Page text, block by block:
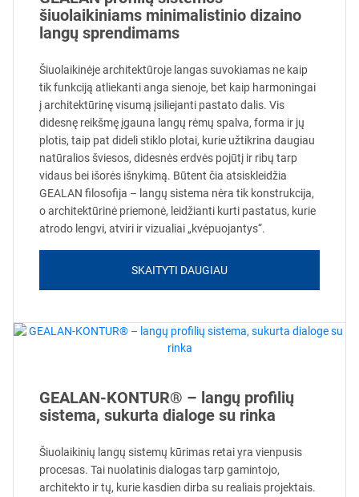
šiuolaikiniams minimalistinio dizaino
langų sprendimams
Šiuolaikinėje architektūroje langas suvokiamas ne kaip
tik funkciją atliekanti anga sienoje, bet kaip harmoningai
į architektūrinę visumą įsiliejanti pastato dalis. Vis
didesnę reikšmę įgauna langų rėmų spalva, forma ir jų
plotis, taip pat dideli stiklo plotai, kurie užtikrina daugiau
natūralios šviesos, didesnės erdvės pojūtį ir ribų tarp
vidaus bei išorės išnykimą. Būtent čia atsiskleidžia
GEALAN filosofija – langų sistema nėra tik konstrukcija,
o architektūrinė priemonė, leidžianti kurti pastatus, kurie
atrodo lengvi, atviri ir vizualiai „kvėpuojantys“.
SKAITYTI DAUGIAU
GEALAN-KONTUR® – langų profilių
sistema, sukurta dialoge su rinka
Šiuolaikinių langų sistemų kūrimas retai yra vienpusis
procesas. Tai nuolatinis dialogas tarp gamintojo,
architekto ir tų, kurie kasdien dirba su realiais projektais.